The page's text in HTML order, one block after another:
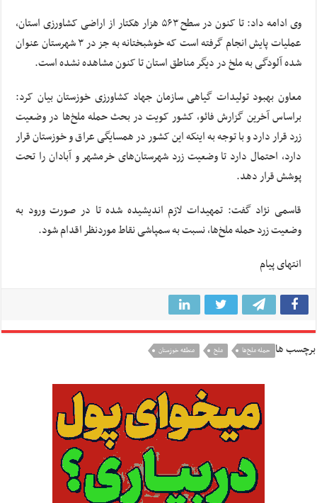
وی ادامه داد: تا کنون در سطح ۵۶۳ هزار هکتار از اراضی کشاورزی استان،
عملیات پایش انجام گرفته است که خوشبختانه به جز در ۳ شهرستان عنوان
شده آلودگی به ملخ در دیگر مناطق استان تا کنون مشاهده نشده است.
معاون بهبود تولیدات گیاهی سازمان جهاد کشاورزی خوزستان بیان کرد:
براساسآخرین گزارشفائو، کشور کویت در بحث حمله ملخ‌ها در وضعیت
زرد قرار دارد و با توجه به اینکه این کشور در همسایگی عراق و خوزستان قرار
دارد، احتمال دارد تا وضعیت زرد شهرستان‌های خرمشهر و آبادان را تحت
پوشش قرار دهد.
قاسمی نژاد گفت: تمهیدات لازم اندیشیده شده تا در صورت ورود به
وضعیت زرد حمله ملخ‌ها، نسبت به سمپاشی نقاط موردنظر اقدام شود.
انتهای پیام
برچسب ها حمله ملخ‌ها ملخ منطقه خوزستان